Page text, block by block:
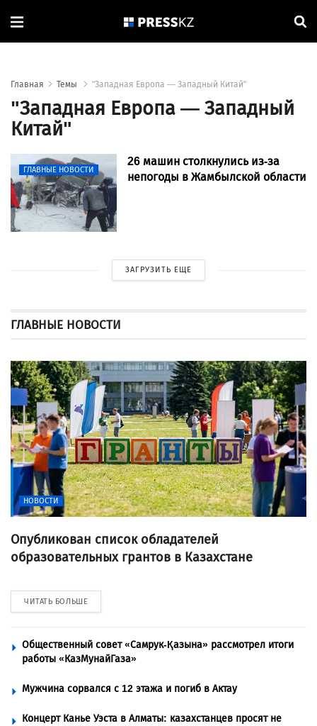
Главная Темы "Западная Европа — Западный Китай"
"Западная Европа — Западный
Китай"
ГЛАВНЫЕ НОВОСТИ
26 машин столкнулись из-за
непогоды в Жамбылской области
ЗАГРУЗИТЬ ЕЩЕ
ГЛАВНЫЕ НОВОСТИ
НОВОСТИ
Опубликован список обладателей
образовательных грантов в Казахстане
ЧИТАТЬ БОЛЬШЕ
Общественный совет «Самрук-Қазына» рассмотрел итоги
работы «КазМунайГаза»
Мужчина сорвался с 12 этажа и погиб в Актау
Концерт Канье Уэста в Алматы: казахстанцев просят не